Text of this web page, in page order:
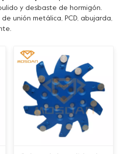
y desbaste de hormigón.
unión metálica, PCD, abujarda,